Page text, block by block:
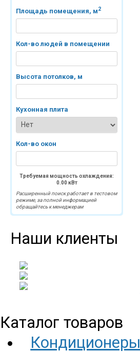
Площадь помещения, м2
Кол-во людей в помещении
Высота потолков, м
Кухонная плита
Кол-во окон
Требуемая мощность охлаждения:
0.00 кВт
Расширенный поиск работает в тестовом
режиме, за полной информацией
обращайтесь к менеджерам
Наши клиенты
Каталог товаров
Кондиционеры